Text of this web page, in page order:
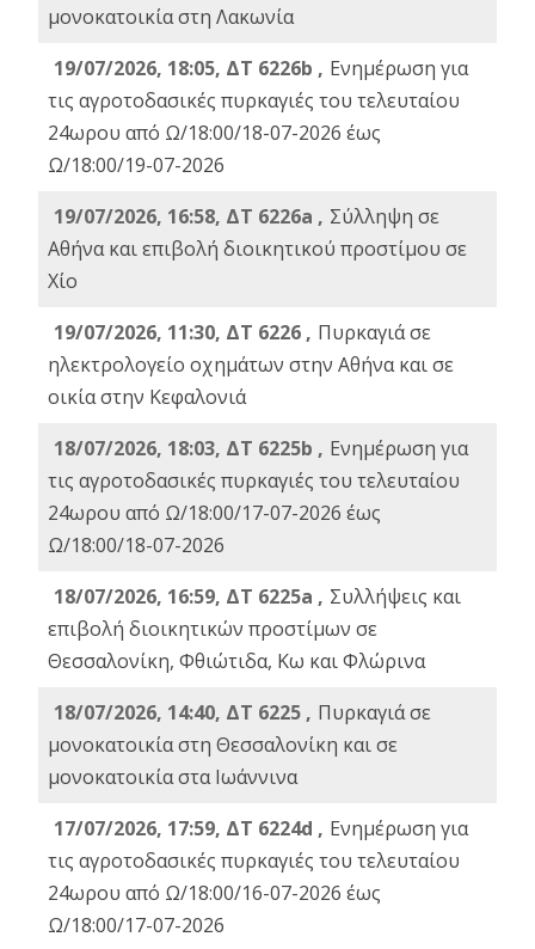
μονοκατοικία στη Λακωνία
19/07/2026, 18:05, ΔΤ 6226b , Ενημέρωση για
τις αγροτοδασικές πυρκαγιές του τελευταίου
24ωρου από Ω/18:00/18-07-2026 έως
Ω/18:00/19-07-2026
19/07/2026, 16:58, ΔΤ 6226a , Σύλληψη σε
Αθήνα και επιβολή διοικητικού προστίμου σε
Χίο
19/07/2026, 11:30, ΔΤ 6226 , Πυρκαγιά σε
ηλεκτρολογείο οχημάτων στην Αθήνα και σε
οικία στην Κεφαλονιά
18/07/2026, 18:03, ΔΤ 6225b , Ενημέρωση για
τις αγροτοδασικές πυρκαγιές του τελευταίου
24ωρου από Ω/18:00/17-07-2026 έως
Ω/18:00/18-07-2026
18/07/2026, 16:59, ΔT 6225a , Συλλήψεις και
επιβολή διοικητικών προστίμων σε
Θεσσαλονίκη, Φθιώτιδα, Κω και Φλώρινα
18/07/2026, 14:40, ΔΤ 6225 , Πυρκαγιά σε
μονοκατοικία στη Θεσσαλονίκη και σε
μονοκατοικία στα Ιωάννινα
17/07/2026, 17:59, ΔΤ 6224d , Ενημέρωση για
τις αγροτοδασικές πυρκαγιές του τελευταίου
24ωρου από Ω/18:00/16-07-2026 έως
Ω/18:00/17-07-2026